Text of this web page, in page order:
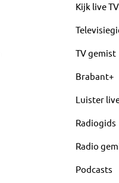
Kijk live TV
TV gemist
Brabant+
Luister
Radiogids
Radio
Podcasts